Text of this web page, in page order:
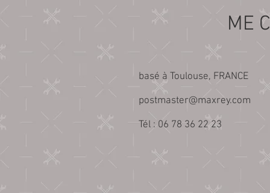
ME
basé à Toulouse, FRANCE
postmaster@maxrey.com
​Tél : 06 78 36 22 23